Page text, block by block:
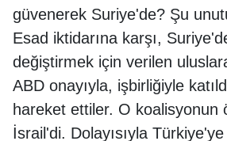
güvenerek Suriye'de? Şu
Esad iktidarına karşı,
değiştirmek için verilen
ABD onayıyla, işbirliğiyle
hareket ettiler. O koalisyonun
İsrail'di. Dolayısıyla